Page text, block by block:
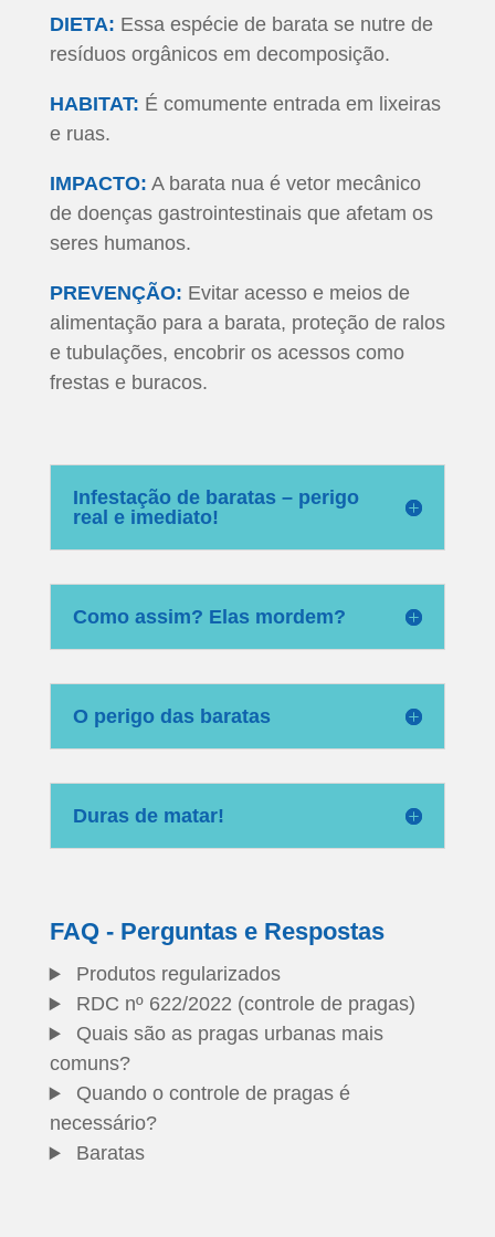
DIETA: Essa espécie de barata se nutre de
resíduos orgânicos em decomposição.
HABITAT: É comumente entrada em lixeiras
e ruas.
IMPACTO: A barata nua é vetor mecânico
de doenças gastrointestinais que afetam os
seres humanos.
PREVENÇÃO: Evitar acesso e meios de
alimentação para a barata, proteção de ralos
e tubulações, encobrir os acessos como
frestas e buracos.
Infestação de baratas – perigo
real e imediato!
Como assim? Elas mordem?
O perigo das baratas
Duras de matar!
FAQ - Perguntas e Respostas
Produtos regularizados
RDC nº 622/2022 (controle de pragas)
Quais são as pragas urbanas mais
comuns?
Quando o controle de pragas é
necessário?
Baratas